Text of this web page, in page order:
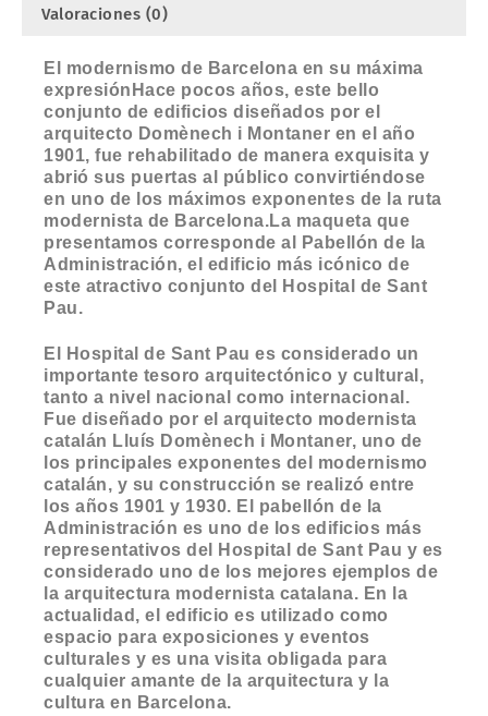
Valoraciones (0)
El modernismo de Barcelona en su máxima
expresiónHace pocos años, este bello
conjunto de edificios diseñados por el
arquitecto Domènech i Montaner en el año
1901, fue rehabilitado de manera exquisita y
abrió sus puertas al público convirtiéndose
en uno de los máximos exponentes de la ruta
modernista de Barcelona.La maqueta que
presentamos corresponde al Pabellón de la
Administración, el edificio más icónico de
este atractivo conjunto del Hospital de Sant
Pau.
El Hospital de Sant Pau es considerado un
importante tesoro arquitectónico y cultural,
tanto a nivel nacional como internacional.
Fue diseñado por el arquitecto modernista
catalán Lluís Domènech i Montaner, uno de
los principales exponentes del modernismo
catalán, y su construcción se realizó entre
los años 1901 y 1930. El pabellón de la
Administración es uno de los edificios más
representativos del Hospital de Sant Pau y es
considerado uno de los mejores ejemplos de
la arquitectura modernista catalana. En la
actualidad, el edificio es utilizado como
espacio para exposiciones y eventos
culturales y es una visita obligada para
cualquier amante de la arquitectura y la
cultura en Barcelona.